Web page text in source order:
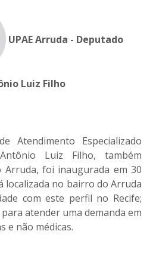
UPAE Arruda - Deputado
Luiz Filho
Atendimento Especializado
Luiz Filho, também
Arruda, foi inaugurada em 30
localizada no bairro do Arruda
com este perfil no Recife;
atender uma demanda em
e não médicas.